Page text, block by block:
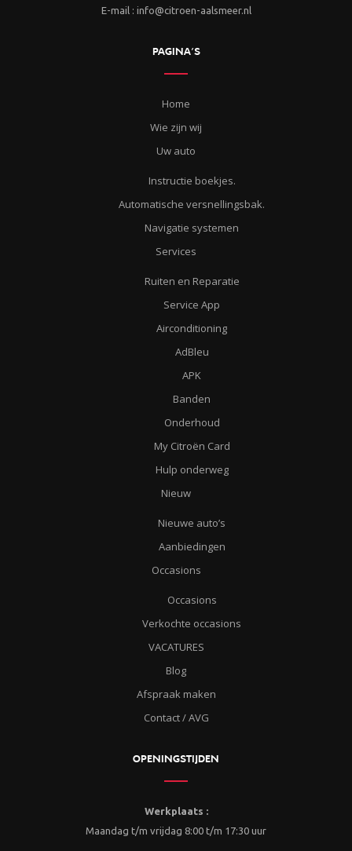
E-mail : info@citroen-aalsmeer.nl
PAGINA’S
Home
Wie zijn wij
Uw auto
Instructie boekjes.
Automatische versnellingsbak.
Navigatie systemen
Services
Ruiten en Reparatie
Service App
Airconditioning
AdBleu
APK
Banden
Onderhoud
My Citroën Card
Hulp onderweg
Nieuw
Nieuwe auto’s
Aanbiedingen
Occasions
Occasions
Verkochte occasions
VACATURES
Blog
Afspraak maken
Contact / AVG
OPENINGSTIJDEN
Werkplaats :
Maandag t/m vrijdag 8:00 t/m 17:30 uur